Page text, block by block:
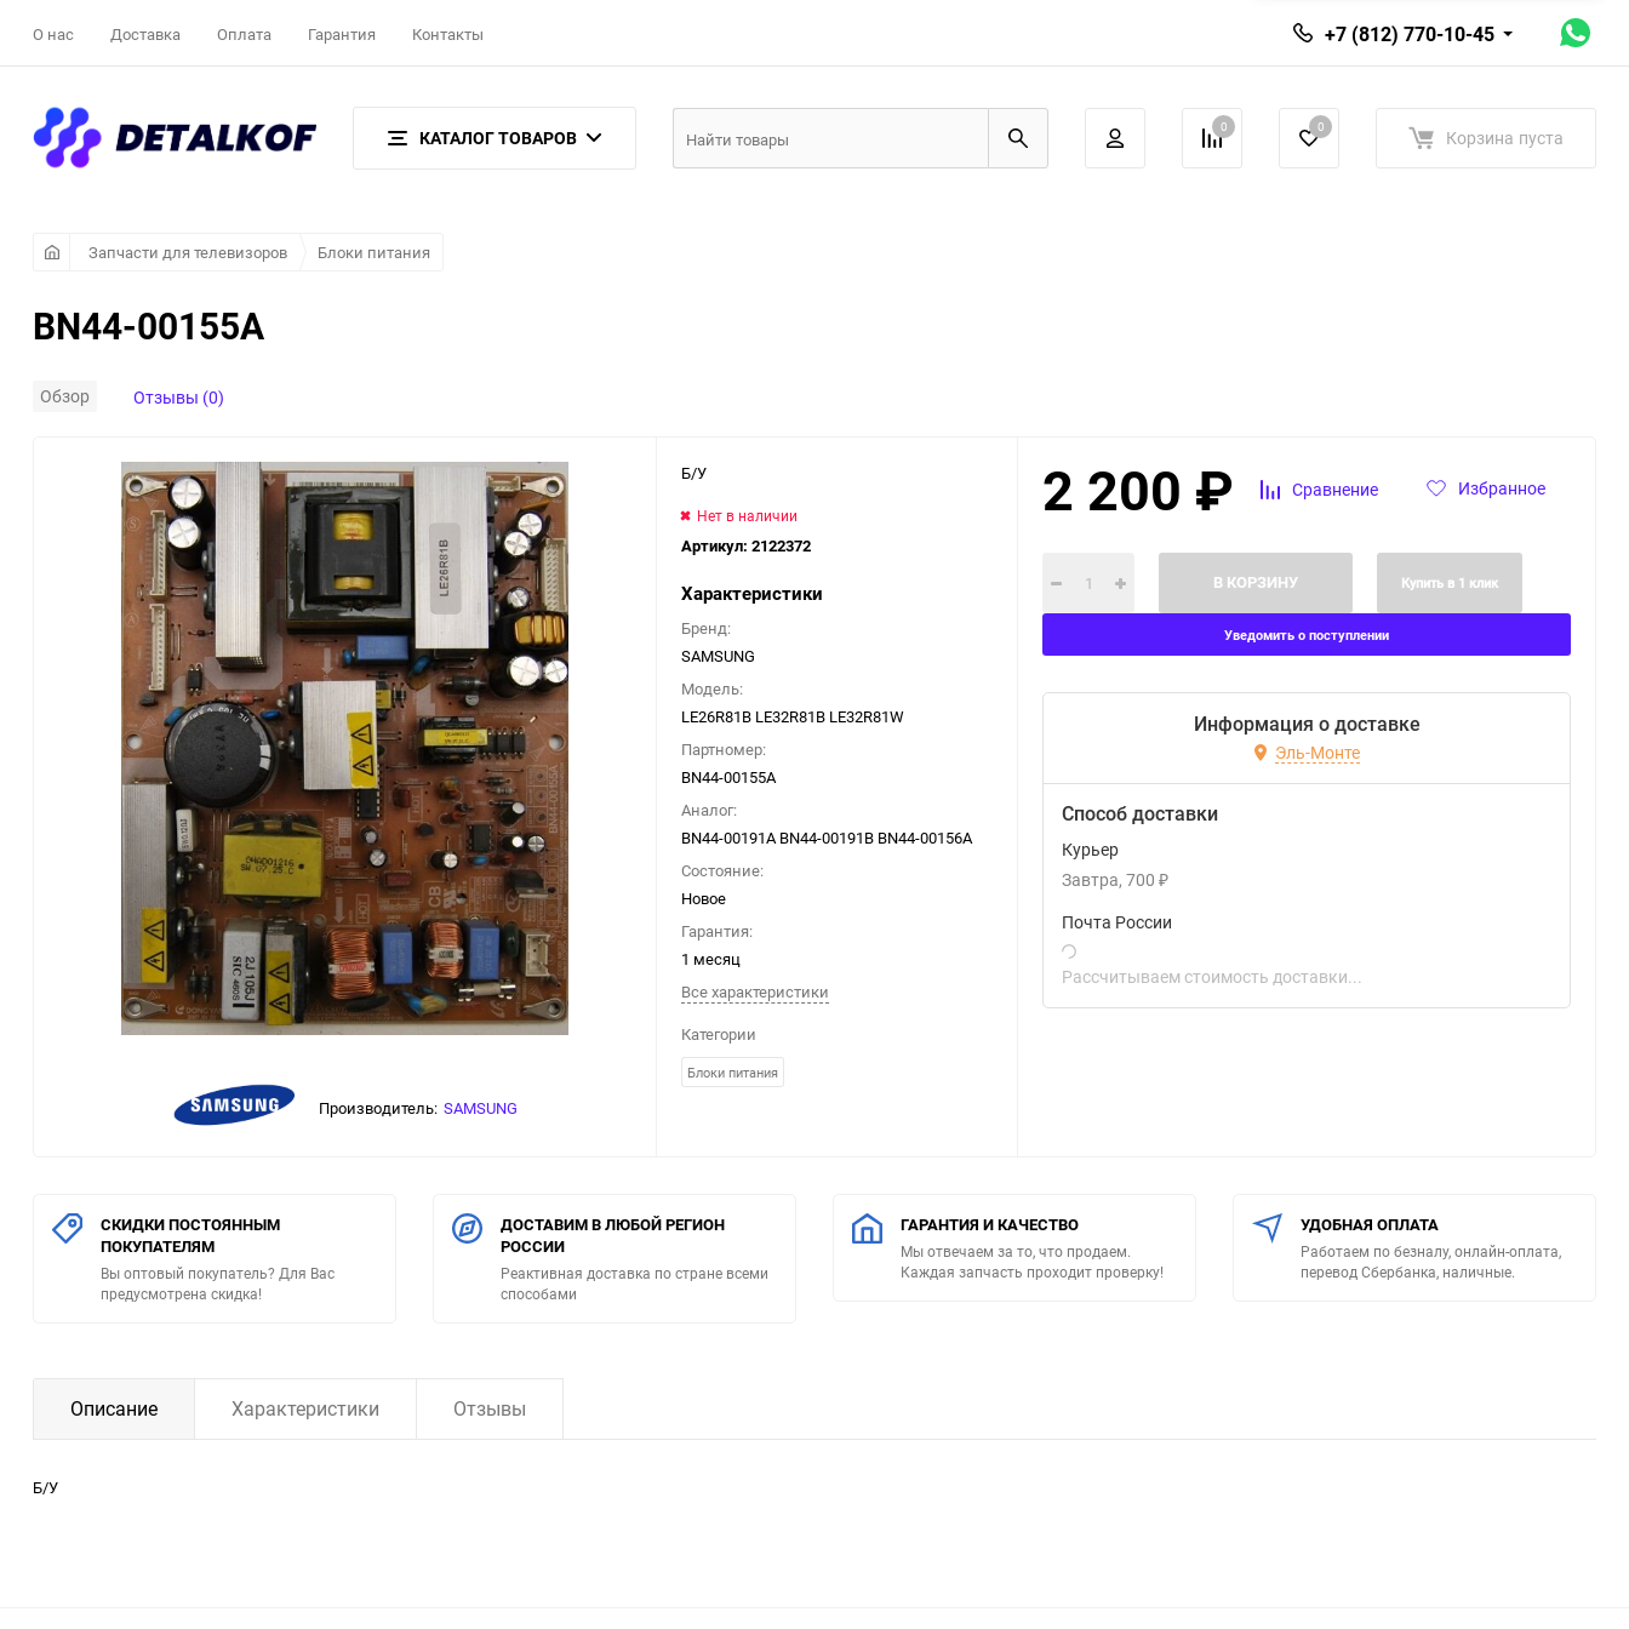
О нас Доставка Оплата Гарантия Контакты +7 (812) 770-10-45
КАТАЛОГ ТОВАРОВ 0 0 Корзина пуста
Запчасти для телевизоров Блоки питания
BN44-00155A
Обзор Отзывы (0)
Производитель: SAMSUNG
Б/У
Нет в наличии
Артикул: 2122372
Характеристики
Бренд:
SAMSUNG
Модель:
LE26R81B LE32R81B LE32R81W
Партномер:
BN44-00155A
Аналог:
BN44-00191A BN44-00191B BN44-00156A
Состояние:
Новое
Гарантия:
1 месяц
Все характеристики
Категории
Блоки питания
2 200 ₽ Сравнение Избранное
В КОРЗИНУ Купить в 1 клик
Уведомить о поступлении
Информация о доставке
Эль-Монте
Способ доставки
Курьер
Завтра 700 ₽
Почта России
Рассчитываем стоимость доставки...
СКИДКИ ПОСТОЯННЫМ
ПОКУПАТЕЛЯМ
Вы оптовый покупатель? Для Вас
предусмотрена скидка!
ДОСТАВИМ В ЛЮБОЙ РЕГИОН
РОССИИ
Реактивная доставка по стране всеми
способами
ГАРАНТИЯ И КАЧЕСТВО
Мы отвечаем за то, что продаем.
Каждая запчасть проходит проверку!
УДОБНАЯ ОПЛАТА
Работаем по безналу, онлайн-оплата,
перевод Сбербанка, наличные.
Описание Характеристики Отзывы
Б/У